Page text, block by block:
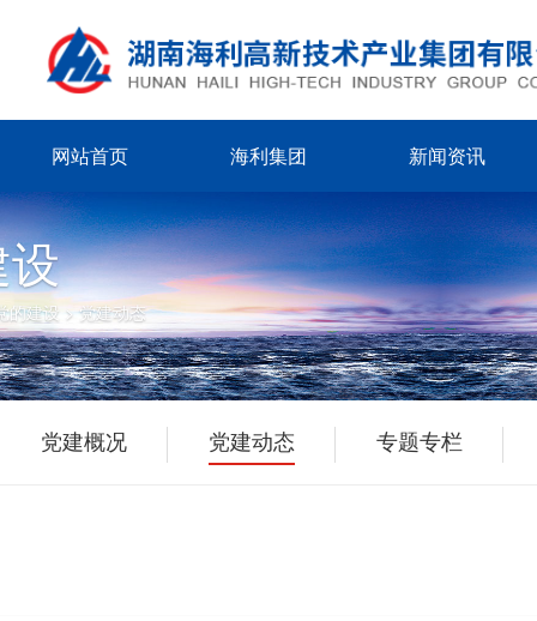
网站首页 海利集团 新闻资讯
的建设>党建动态
党建概况 党建动态 专题专栏